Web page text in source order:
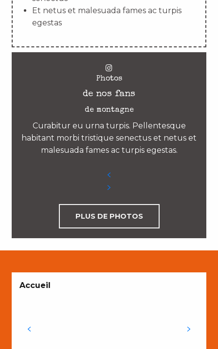
Et netus et malesuada fames ac turpis
egestas
Photos
de nos fans
de montagne
Curabitur eu urna turpis. Pellentesque
habitant morbi tristique senectus et netus et
malesuada fames ac turpis egestas.
PLUS DE PHOTOS
Accueil